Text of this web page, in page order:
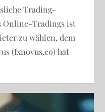
Trading-
Online-Tradings ist
zu wählen, dem
(fxnovus.co) hat